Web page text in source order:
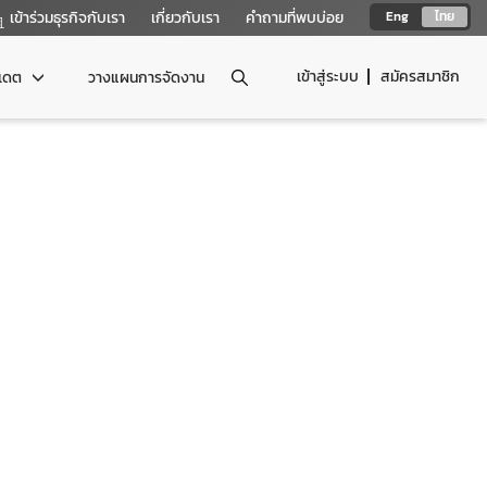
Eng ไทย
เข้าร่วมธุรกิจกับเรา เกี่ยวกับเรา คำถามที่พบบ่อย
เข้าสู่ระบบ สมัครสมาชิก
ดต วางแผนการจัดงาน